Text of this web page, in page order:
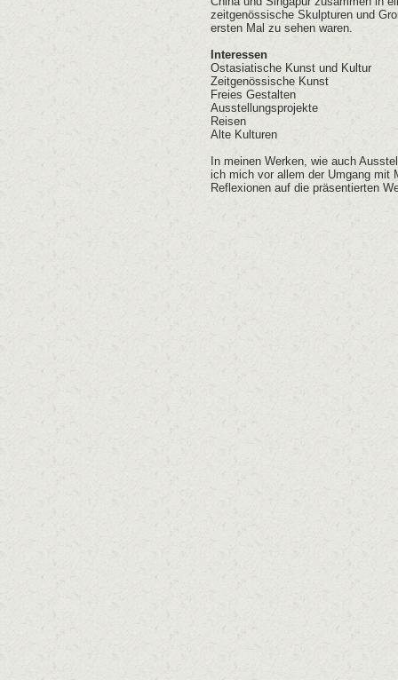
zeitgenössische Skulpturen und
ersten Mal zu sehen waren.
Interessen
Ostasiatische Kunst und Kultur
Zeitgenössische Kunst
Freies Gestalten
Ausstellungsprojekte
Reisen
Alte Kulturen
In meinen Werken, wie auch
ich mich vor allem der Umgang mit
Reflexionen auf die präsentierten